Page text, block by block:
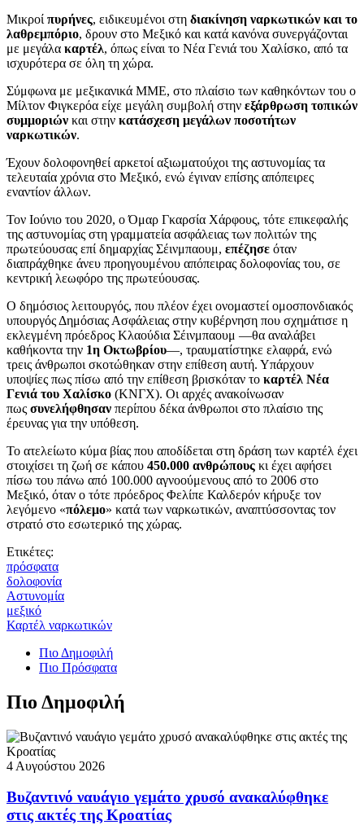
Μικροί πυρήνες, ειδικευμένοι στη διακίνηση ναρκωτικών και το
λαθρεμπόριο, δρουν στο Μεξικό και κατά κανόνα συνεργάζονται
με μεγάλα καρτέλ, όπως είναι το Νέα Γενιά του Χαλίσκο, από τα
ισχυρότερα σε όλη τη χώρα.
Σύμφωνα με μεξικανικά ΜΜΕ, στο πλαίσιο των καθηκόντων του ο
Μίλτον Φιγκερόα είχε μεγάλη συμβολή στην εξάρθρωση τοπικών
συμμοριών και στην κατάσχεση μεγάλων ποσοτήτων
ναρκωτικών.
Έχουν δολοφονηθεί αρκετοί αξιωματούχοι της αστυνομίας τα
τελευταία χρόνια στο Μεξικό, ενώ έγιναν επίσης απόπειρες
εναντίον άλλων.
Τον Ιούνιο του 2020, ο Όμαρ Γκαρσία Χάρφους, τότε επικεφαλής
της αστυνομίας στη γραμματεία ασφάλειας των πολιτών της
πρωτεύουσας επί δημαρχίας Σέινμπαουμ, επέζησε όταν
διαπράχθηκε άνευ προηγουμένου απόπειρας δολοφονίας του, σε
κεντρική λεωφόρο της πρωτεύουσας.
Ο δημόσιος λειτουργός, που πλέον έχει ονομαστεί ομοσπονδιακός
υπουργός Δημόσιας Ασφάλειας στην κυβέρνηση που σχημάτισε η
εκλεγμένη πρόεδρος Κλαούδια Σέινμπαουμ —θα αναλάβει
καθήκοντα την 1η Οκτωβρίου—, τραυματίστηκε ελαφρά, ενώ
τρεις άνθρωποι σκοτώθηκαν στην επίθεση αυτή. Υπάρχουν
υποψίες πως πίσω από την επίθεση βρισκόταν το καρτέλ Νέα
Γενιά του Χαλίσκο (ΚΝΓΧ). Οι αρχές ανακοίνωσαν
πως συνελήφθησαν περίπου δέκα άνθρωποι στο πλαίσιο της
έρευνας για την υπόθεση.
Το ατελείωτο κύμα βίας που αποδίδεται στη δράση των καρτέλ έχει
στοιχίσει τη ζωή σε κάπου 450.000 ανθρώπους κι έχει αφήσει
πίσω του πάνω από 100.000 αγνοούμενους από το 2006 στο
Μεξικό, όταν ο τότε πρόεδρος Φελίπε Καλδερόν κήρυξε τον
λεγόμενο «πόλεμο» κατά των ναρκωτικών, αναπτύσσοντας τον
στρατό στο εσωτερικό της χώρας.
Ετικέτες:
πρόσφατα
δολοφονία
Αστυνομία
μεξικό
Καρτέλ ναρκωτικών
Πιο Δημοφιλή
Πιο Πρόσφατα
Πιο Δημοφιλή
4 Αυγούστου 2026
Βυζαντινό ναυάγιο γεμάτο χρυσό ανακαλύφθηκε
στις ακτές της Κροατίας